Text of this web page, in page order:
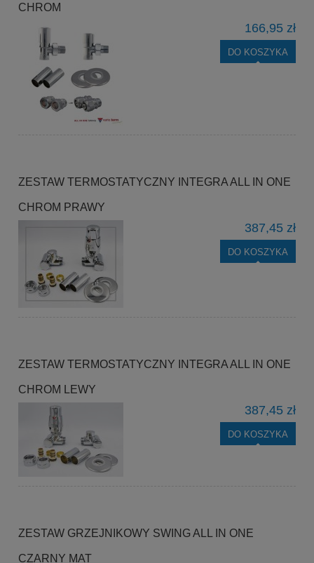
CHROM
166,95 zł
DO KOSZYKA
ZESTAW TERMOSTATYCZNY INTEGRA ALL IN ONE
CHROM PRAWY
387,45 zł
DO KOSZYKA
ZESTAW TERMOSTATYCZNY INTEGRA ALL IN ONE
CHROM LEWY
387,45 zł
DO KOSZYKA
ZESTAW GRZEJNIKOWY SWING ALL IN ONE
CZARNY MAT